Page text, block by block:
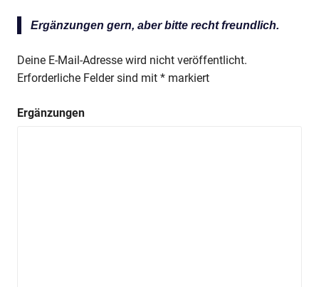
Ergänzungen gern, aber bitte recht freundlich.
Deine E-Mail-Adresse wird nicht veröffentlicht.
Erforderliche Felder sind mit * markiert
Ergänzungen